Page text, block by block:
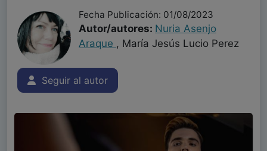
Fecha Publicación: 01/08/2023
Autor/autores: Nuria Asenjo
Araque , María Jesús Lucio Perez
Seguir al autor